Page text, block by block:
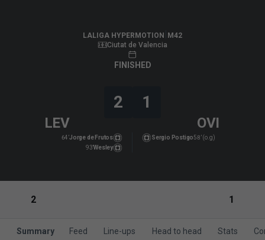
LALIGA HYPERMOTION
M42
Ciutat de Valencia
FINISHED
LEV
2 1
OVI
64’Jorge de Frutos
93’Wesley
58’ (o.g)
Sergio Postigo
2 1
Summary Feed Line-ups Head to head Stats